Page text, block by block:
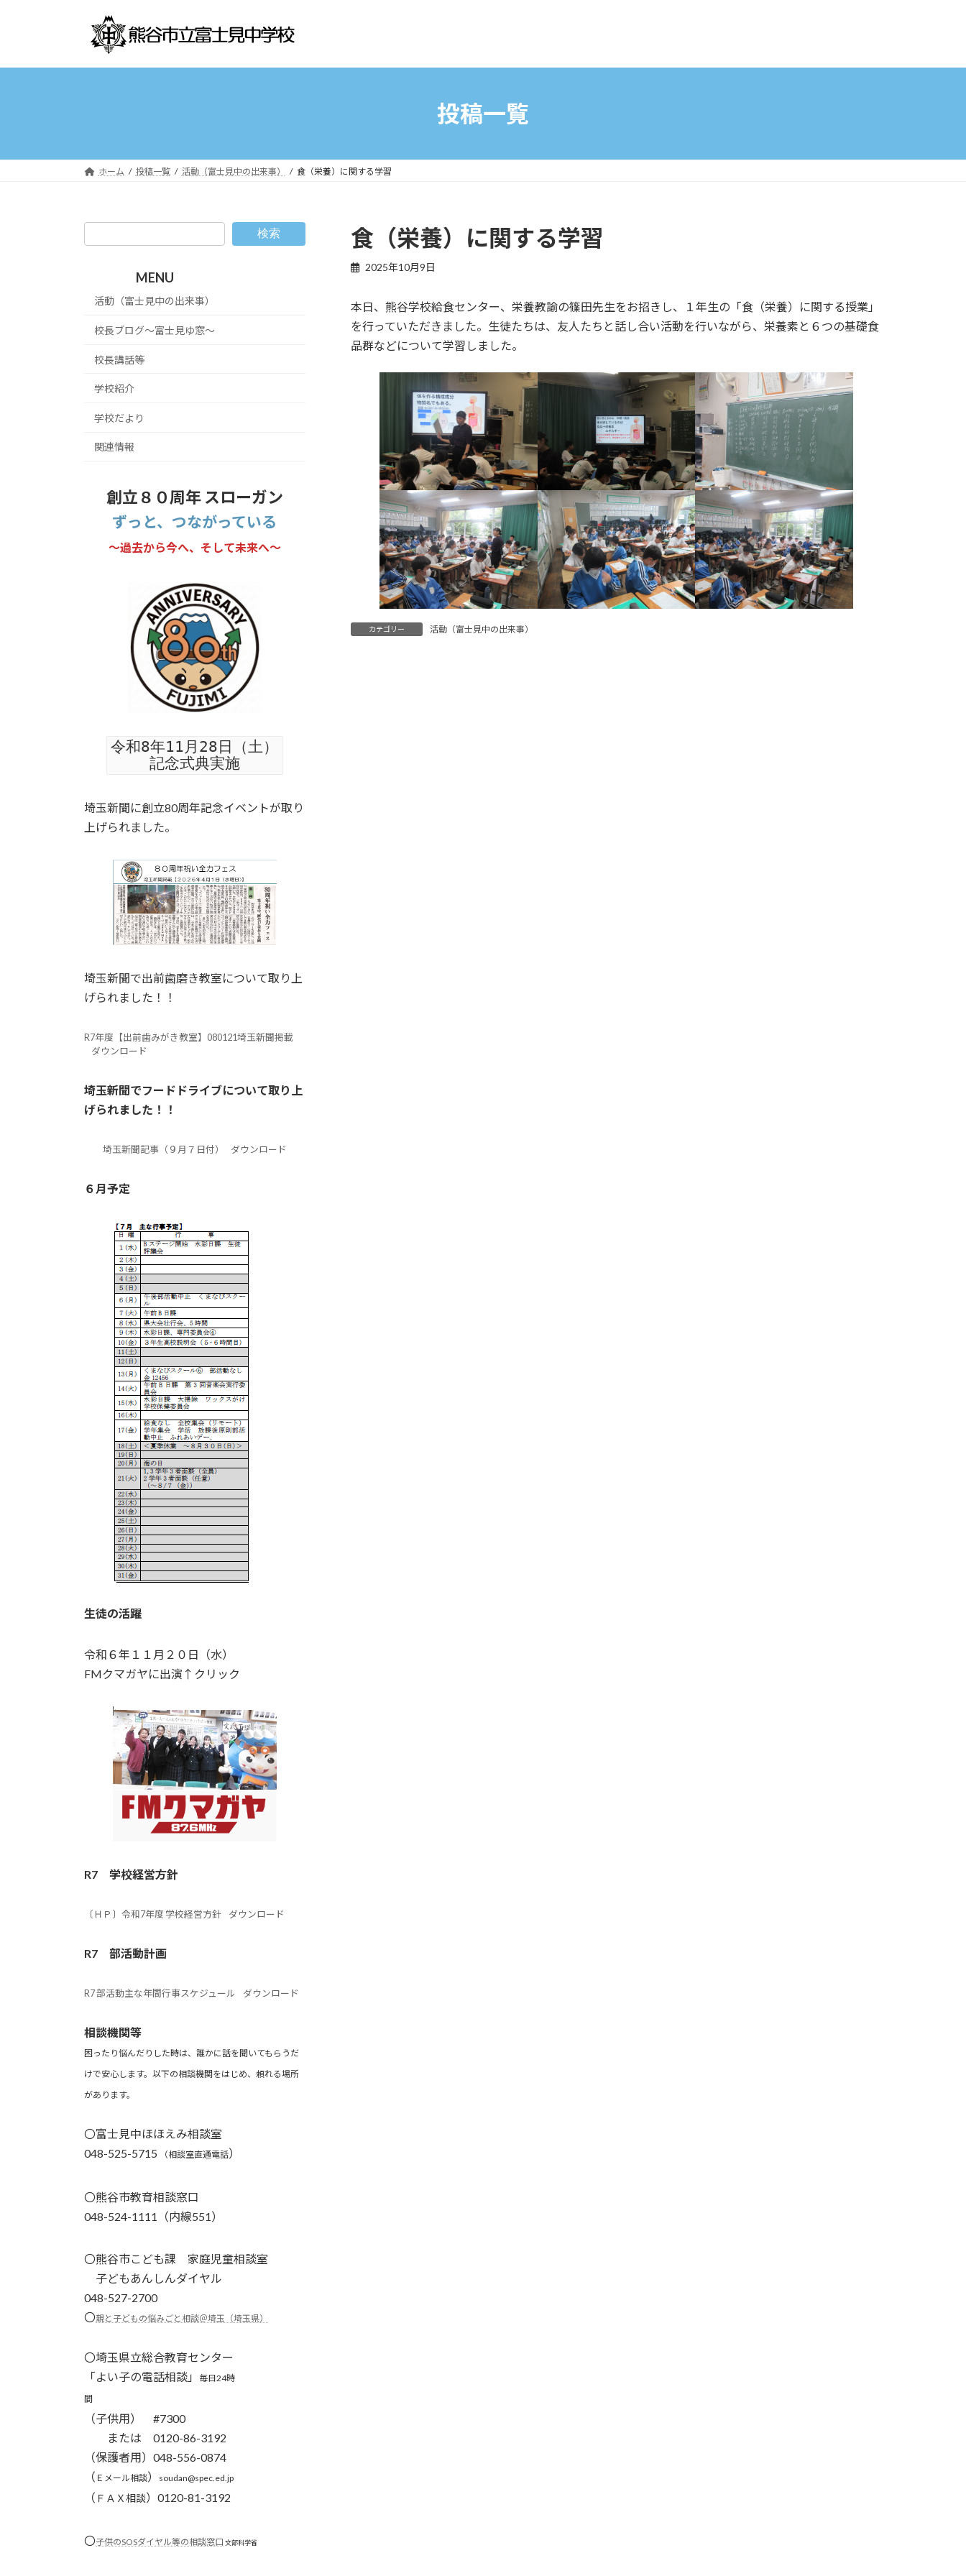
プ
動
投稿一覧
ホーム 投稿一覧 活動（富士見中の出来事） 食（栄養）に関する学習
食（栄養）に関する学習
2025年10月9日
本日、熊谷学校給食センター、栄養教諭の篠田先生をお招きし、１年生の「食（栄養）に関する授業」
を行っていただきました。生徒たちは、友人たちと話し合い活動を行いながら、栄養素と６つの基礎食
品群などについて学習しました。
カテゴリー 活動（富士見中の出来事）
検索
MENU
活動（富士見中の出来事）
校長ブログ～富士見ゆ窓～
校長講話等
学校紹介
学校だより
関連情報
創立８０周年 スローガン
ずっと、つながっている
～過去から今へ、そして未来へ～
令和8年11月28日（土）
記念式典実施
埼玉新聞に創立80周年記念イベントが取り
上げられました。
埼玉新聞で出前歯磨き教室について取り上
げられました！！
R7年度【出前歯みがき教室】080121埼玉新聞掲載
ダウンロード
埼玉新聞でフードドライブについて取り上
げられました！！
埼玉新聞記事（９月７日付） ダウンロード
６月予定
生徒の活躍
令和６年１１月２０日（水）
FMクマガヤに出演↑クリック
R7 学校経営方針
〔ＨＰ〕令和7年度 学校経営方針 ダウンロード
R7 部活動計画
R7 部活動主な年間行事スケジュール ダウンロード
相談機関等
困ったり悩んだりした時は、誰かに話を聞いてもらうだ
けで安心します。以下の相談機関をはじめ、頼れる場所
があります。
〇富士見中ほほえみ相談室
048-525-5715
（相談室直通電話）
〇熊谷市教育相談窓口
048-524-1111（内線551）
〇熊谷市こども課 家庭児童相談室
子どもあんしんダイヤル
048-527-2700
〇親と子どもの悩みごと相談＠埼玉（埼玉県）
〇埼玉県立総合教育センター
「よい子の電話相談」
毎日24時
間
（子供用） #7300
または 0120-86-3192
（保護者用）048-556-0874
（ Ｅメール相談） soudan@spec.ed.jp
（ ＦＡＸ相談）0120-81-3192
〇子供のSOSダイヤル等の相談窓口 文部科学省